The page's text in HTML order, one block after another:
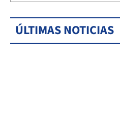
ÚLTIMAS NOTICIAS